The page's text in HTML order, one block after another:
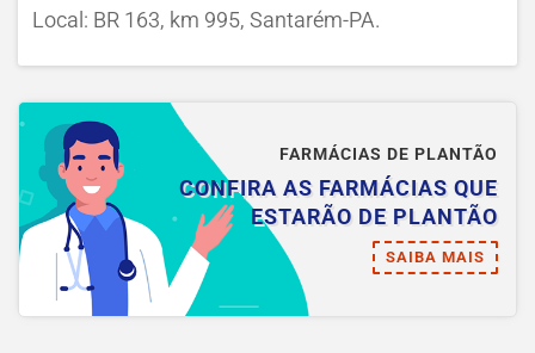
Local: BR 163, km 995, Santarém-PA.
FARMÁCIAS DE PLANTÃO
CONFIRA AS FARMÁCIAS QUE
ESTARÃO DE PLANTÃO
SAIBA MAIS